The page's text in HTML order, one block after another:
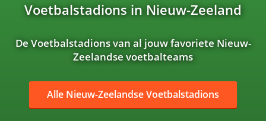
Voetbalstadions in Nieuw-Zeeland
De Voetbalstadions van al jouw favoriete Nieuw-
Zeelandse voetbalteams
Alle Nieuw-Zeelandse Voetbalstadions